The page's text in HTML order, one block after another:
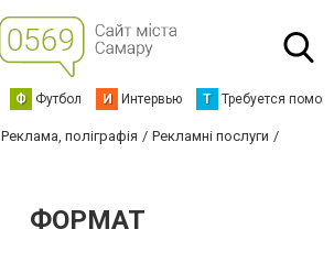
Ф Футбол И Интервью Т Требуется
Реклама, поліграфія
Рекламні послуги
ФОРМАТ